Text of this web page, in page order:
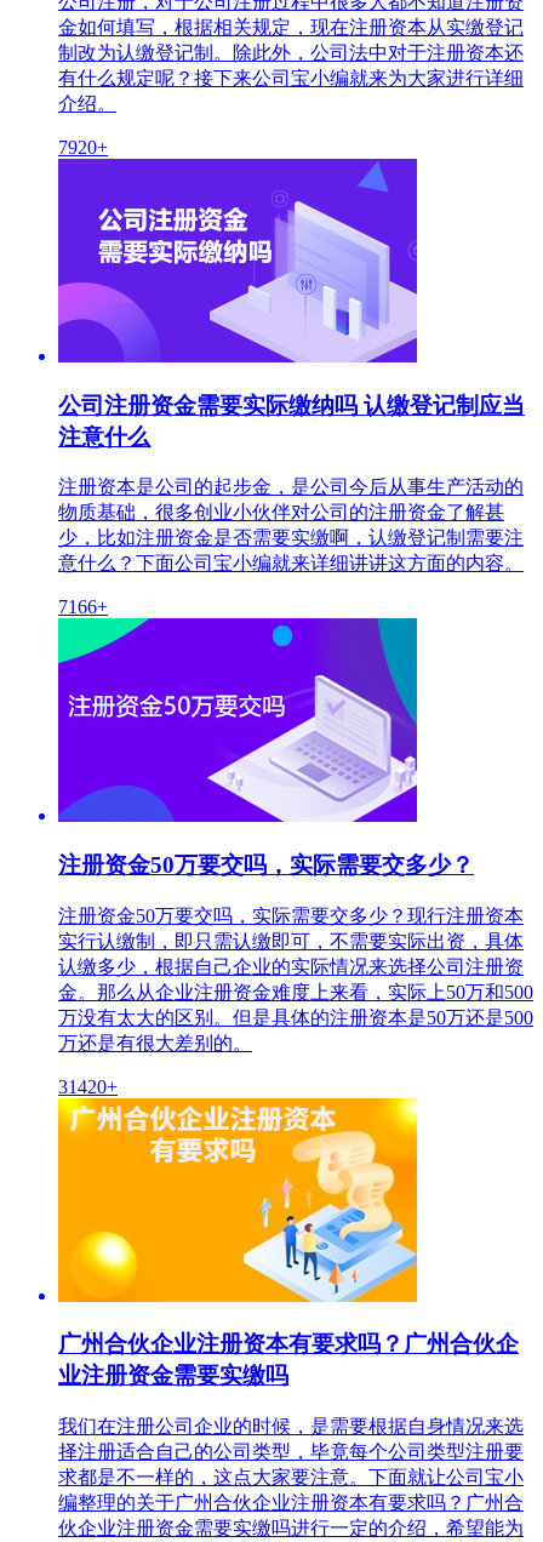
金如何填写，根据相关规定，现在注册资本从实缴登记
制改为认缴登记制。除此外，公司法中对于注册资本还
有什么规定呢？接下来公司宝小编就来为大家进行详细
介绍。
7920+
公司注册资金需要实际缴纳吗 认缴登记制应当
注意什么
注册资本是公司的起步金，是公司今后从事生产活动的
物质基础，很多创业小伙伴对公司的注册资金了解甚
少，比如注册资金是否需要实缴啊，认缴登记制需要注
意什么？下面公司宝小编就来详细讲讲这方面的内容。
7166+
注册资金50万要交吗，实际需要交多少？
注册资金50万要交吗，实际需要交多少？现行注册资本
实行认缴制，即只需认缴即可，不需要实际出资，具体
认缴多少，根据自己企业的实际情况来选择公司注册资
金。那么从企业注册资金难度上来看，实际上50万和500
万没有太大的区别。但是具体的注册资本是50万还是500
万还是有很大差别的。
31420+
广州合伙企业注册资本有要求吗？广州合伙企
业注册资金需要实缴吗
我们在注册公司企业的时候，是需要根据自身情况来选
择注册适合自己的公司类型，毕竟每个公司类型注册要
求都是不一样的，这点大家要注意。下面就让公司宝小
编整理的关于广州合伙企业注册资本有要求吗？广州合
伙企业注册资金需要实缴吗进行一定的介绍，希望能为